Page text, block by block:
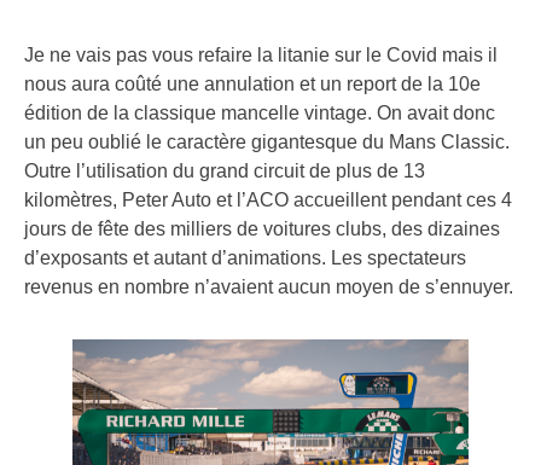
Je ne vais pas vous refaire la litanie sur le Covid mais il
nous aura coûté une annulation et un report de la 10e
édition de la classique mancelle vintage. On avait donc
un peu oublié le caractère gigantesque du Mans Classic.
Outre l’utilisation du grand circuit de plus de 13
kilomètres, Peter Auto et l’ACO accueillent pendant ces 4
jours de fête des milliers de voitures clubs, des dizaines
d’exposants et autant d’animations. Les spectateurs
revenus en nombre n’avaient aucun moyen de s’ennuyer.